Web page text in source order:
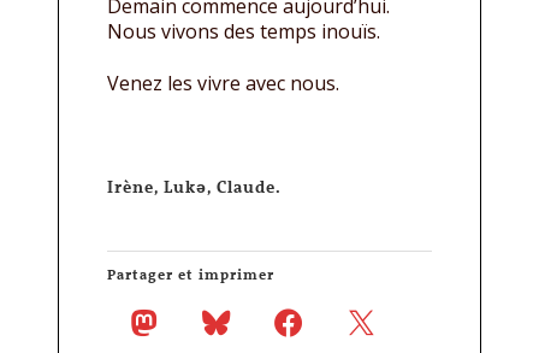
Demain commence aujourd’hui.
Nous vivons des temps inouïs.
Venez les vivre avec nous.
Irène, Lukǝ, Claude.
Partager et imprimer